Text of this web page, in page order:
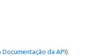
Documentação da API).